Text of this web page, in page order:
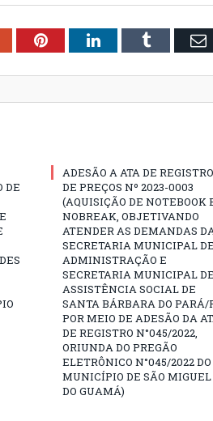
PinterestLinkedInTumblr
DE
ADESÃO A ATA DE REGISTRO
DE PREÇOS Nº 2023-0003
(AQUISIÇÃO DE NOTEBOOK
NOBREAK, OBJETIVANDO
ATENDER AS DEMANDAS
SECRETARIA MUNICIPAL DE
ADMINISTRAÇÃO E
SECRETARIA MUNICIPAL DE
ASSISTÊNCIA SOCIAL DE
SANTA BÁRBARA DO PARÁ/
POR MEIO DE ADESÃO DA
DE REGISTRO N°045/2022,
ORIUNDA DO PREGÃO
ELETRÔNICO N°045/2022 DO
MUNICÍPIO DE SÃO MIGUEL
DO GUAMÁ)